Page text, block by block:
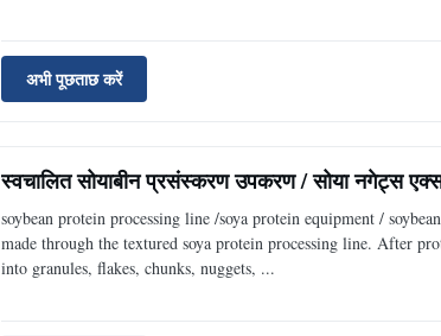
अभी पूछताछ करें
स्वचालित सोयाबीन प्रसंस्करण उपकरण / सोया नगेट्स
soybean protein processing line /soya protein equipment /
made through the textured soya protein processing line. After
into granules, flakes, chunks, nuggets, ...